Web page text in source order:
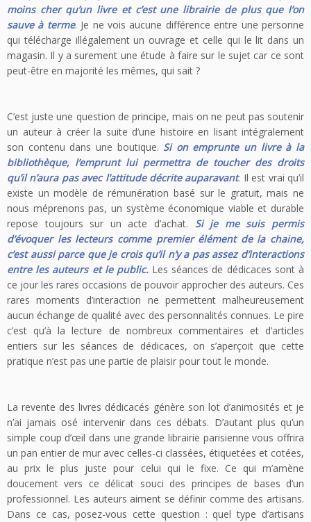
moins cher qu’un livre et c’est une librairie de plus que l’on
sauve à terme. Je ne vois aucune différence entre une personne
qui télécharge illégalement un ouvrage et celle qui le lit dans un
magasin. Il y a surement une étude à faire sur le sujet car ce sont
peut-être en majorité les mêmes, qui sait ?
C’est juste une question de principe, mais on ne peut pas soutenir
un auteur à créer la suite d’une histoire en lisant intégralement
son contenu dans une boutique. Si on emprunte un livre à la
bibliothèque, l’emprunt lui permettra de toucher des droits
qu’il n’aura pas avec l’attitude décrite auparavant. Il est vrai qu’il
existe un modèle de rémunération basé sur le gratuit, mais ne
nous méprenons pas, un système économique viable et durable
repose toujours sur un acte d’achat.
Si je me suis permis
d’évoquer les lecteurs comme premier élément de la chaine,
c’est aussi parce que je crois qu’il n’y a pas assez d’interactions
entre les auteurs et le public.Les séances de dédicaces sont à
ce jour les rares occasions de pouvoir approcher des auteurs. Ces
rares moments d’interaction ne permettent malheureusement
aucun échange de qualité avec des personnalités connues. Le pire
c’est qu’à la lecture de nombreux commentaires et d’articles
entiers sur les séances de dédicaces, on s’aperçoit que cette
pratique n’est pas une partie de plaisir pour tout le monde.
La revente des livres dédicacés génère son lot d’animosités et je
n’ai jamais osé intervenir dans ces débats. D’autant plus qu’un
simple coup d’œil dans une grande librairie parisienne vous offrira
un pan entier de mur avec celles-ci classées, étiquetées et cotées,
au prix le plus juste pour celui qui le fixe. Ce qui m’amène
doucement vers ce délicat souci des principes de bases d’un
professionnel. Les auteurs aiment se définir comme des artisans.
Dans ce cas, posez-vous cette question : quel type d’artisans